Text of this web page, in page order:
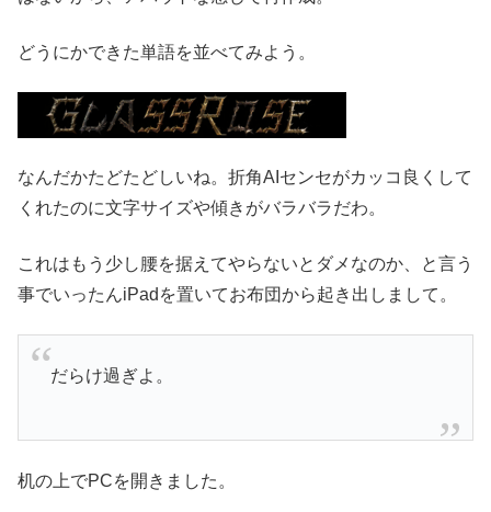
どうにかできた単語を並べてみよう。
なんだかたどたどしいね。折角AIセンセがカッコ良くして
くれたのに文字サイズや傾きがバラバラだわ。
これはもう少し腰を据えてやらないとダメなのか、と言う
事でいったんiPadを置いてお布団から起き出しまして。
だらけ過ぎよ。
机の上でPCを開きました。